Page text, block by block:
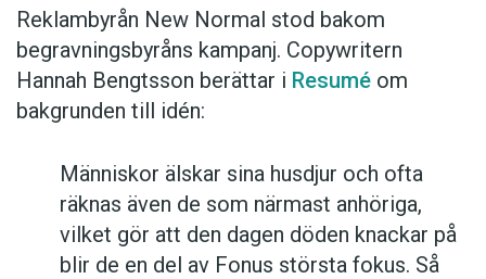
Reklambyrån New Normal stod bakom
begravningsbyråns kampanj. Copywritern
Hannah Bengtsson berättar i Resumé om
bakgrunden till idén:
Människor älskar sina husdjur och ofta
räknas även de som närmast anhöriga,
vilket gör att den dagen döden knackar på
blir de en del av Fonus största fokus. Så